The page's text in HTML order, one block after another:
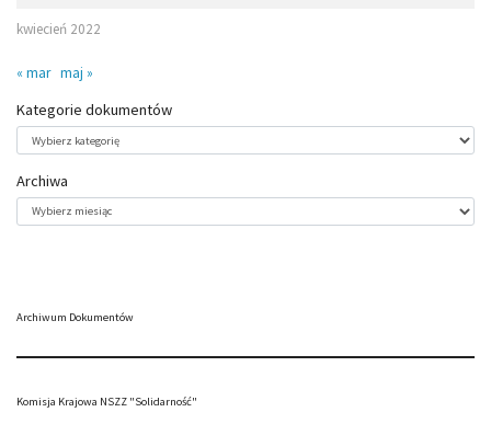
kwiecień 2022
« mar maj »
Kategorie dokumentów
dokumentów
Archiwa
Archiwa
Archiwum Dokumentów
Komisja Krajowa NSZZ "Solidarność"